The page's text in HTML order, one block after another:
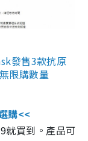
發售3款抗原
限購數量
購<<
就買到。產品可